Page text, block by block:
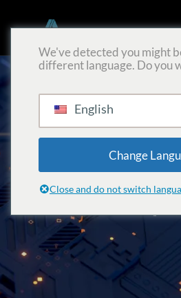
アーキテク
パイ
We've detected you might
different language. Do you
English
Change
Close and do not switch